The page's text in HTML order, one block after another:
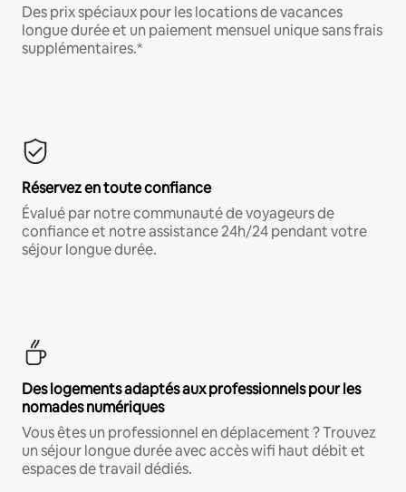
Des prix spéciaux pour les locations de vacances
longue durée et un paiement mensuel unique sans frais
supplémentaires.*
Réservez en toute confiance
Évalué par notre communauté de voyageurs de
confiance et notre assistance 24h/24 pendant votre
séjour longue durée.
Des logements adaptés aux professionnels pour les
nomades numériques
Vous êtes un professionnel en déplacement ? Trouvez
un séjour longue durée avec accès wifi haut débit et
espaces de travail dédiés.